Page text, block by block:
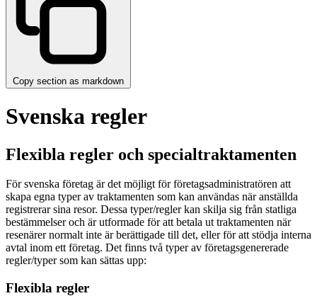
Copy section as markdown
Svenska regler
Flexibla regler och specialtraktamenten
För svenska företag är det möjligt för företagsadministratören att
skapa egna typer av traktamenten som kan användas när anställda
registrerar sina resor. Dessa typer/regler kan skilja sig från statliga
bestämmelser och är utformade för att betala ut traktamenten när
resenärer normalt inte är berättigade till det, eller för att stödja interna
avtal inom ett företag. Det finns två typer av företagsgenererade
regler/typer som kan sättas upp:
Flexibla regler